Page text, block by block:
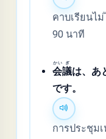
คาบเรียนไ
90 นาที
会
かい
議
ぎ
は、あ
です。
การประชุม